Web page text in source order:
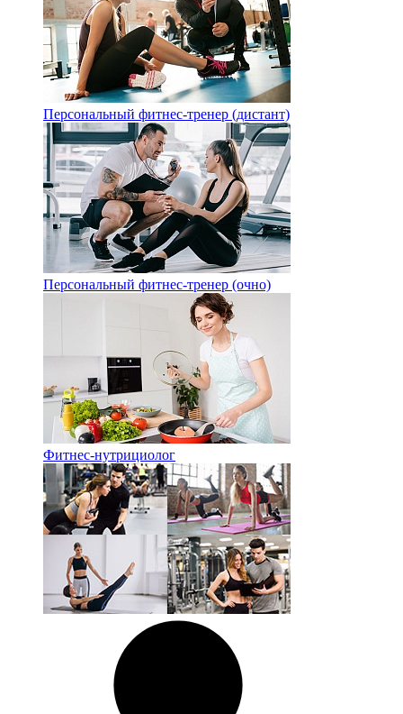
Персональный фитнес-тренер (дистант)
Персональный фитнес-тренер (очно)
Фитнес-нутрициолог